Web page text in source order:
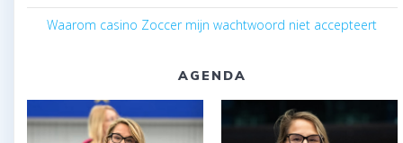
Waarom casino Zoccer mijn wachtwoord niet accepteert
AGENDA